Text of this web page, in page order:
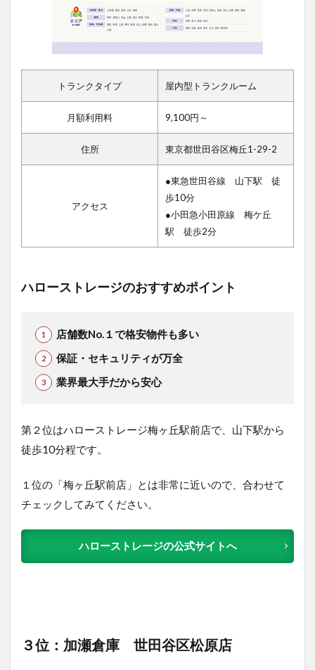
トランクタイプ 屋内型トランクルーム
月額利用料 9,100円～
住所 東京都世田谷区梅丘1-29-2
アクセス
●東急世田谷線 山下駅 徒
歩10分
●小田急小田原線 梅ケ丘
駅 徒歩2分
ハローストレージのおすすめポイント
店舗数No.１で格安物件も多い
保証・セキュリティが万全
業界最大手だから安心
第２位はハローストレージ梅ヶ丘駅前店で、山下駅から
徒歩10分程です。
１位の「梅ヶ丘駅前店」とは非常に近いので、合わせて
チェックしてみてください。
ハローストレージの公式サイトへ
３位：加瀬倉庫 世田谷区松原店